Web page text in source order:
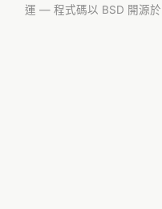
運 — 程式碼以 BSD 開源於